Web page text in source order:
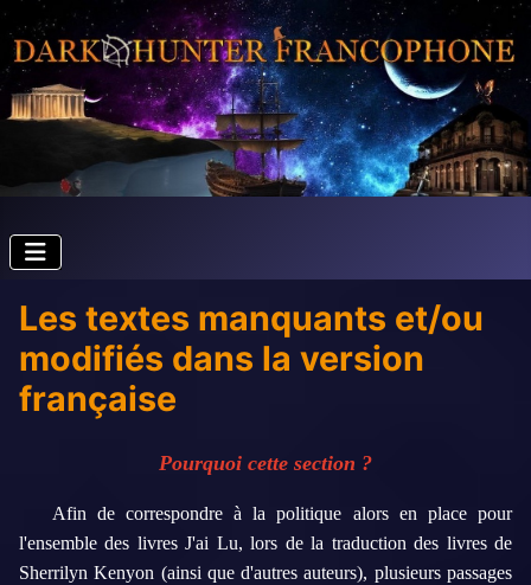
Les textes manquants et/ou
modifiés dans la version
française
Pourquoi cette section ?
Afin de correspondre à la politique alors en place pour
l'ensemble des livres J'ai Lu, lors de la traduction des livres de
Sherrilyn Kenyon (ainsi que d'autres auteurs), plusieurs passages